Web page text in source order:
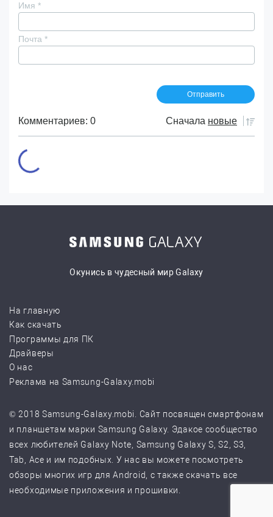
Имя *
Почта *
Комментариев: 0 Сначала новые
Окунись в чудесный мир Galaxy
На главную
Как скачать
Программы для ПК
Драйверы
О нас
Реклама на Samsung-Galaxy.mobi
© 2018 Samsung-Galaxy.mobi. Сайт посвящен смартфонам
и планшетам марки Samsung Galaxy. Эдакое сообщество
всех любителей Galaxy Note, Samsung Galaxy S, S2, S3,
Tab, Ace и им подобных. У нас вы можете посмотреть
обзоры многих игр для Android, с также скачать все
необходимые приложения и прошивки.